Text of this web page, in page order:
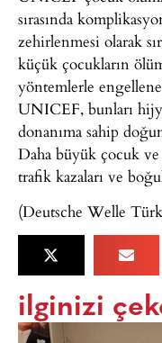
sırasında
zehirlenmesi olarak
küçük çocukların
yöntemlerle
UNICEF, bunları
donanıma sahip
Daha büyük çocuk
trafik kazaları ve
(Deutsche Welle
ilginizi